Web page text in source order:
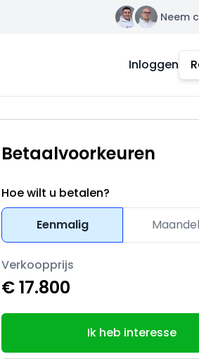
Contact Neem
Inloggen
Betaalvoorkeuren
Hoe wilt u betalen?
Eenmalig
Verkoopprijs
€ 17.800
Ik heb interesse